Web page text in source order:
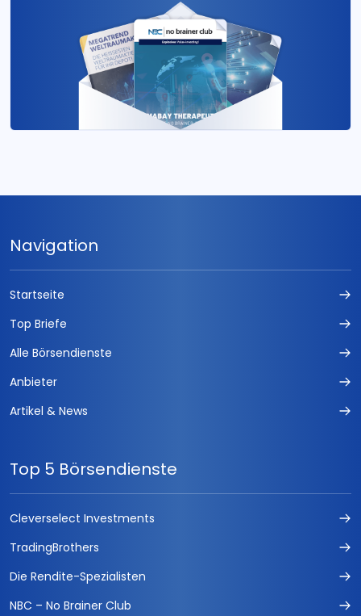
Navigation
Startseite
Top Briefe
Alle Börsendienste
Anbieter
Artikel & News
Top 5 Börsendienste
Cleverselect Investments
TradingBrothers
Die Rendite-Spezialisten
NBC – No Brainer Club